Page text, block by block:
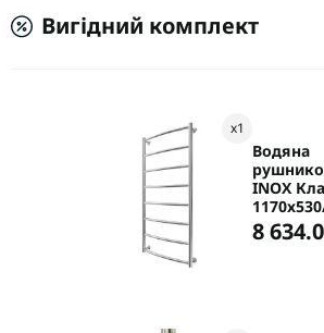
Вигідний комплект
x1
Водяна
INOX
8